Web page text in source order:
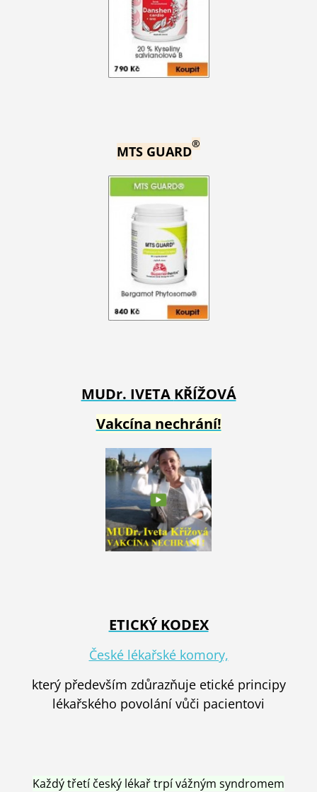
MTS GUARD®
MUDr. IVETA KŘÍŽOVÁ
Vakcína nechrání!
ETICKÝ KODEX
České lékařské komory,
který především zdůrazňuje etické principy
lékařského povolání vůči pacientovi
Každý třetí český lékař trpí vážným syndromem